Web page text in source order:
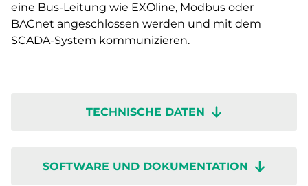
eine Bus-Leitung wie EXOline, Modbus oder
BACnet angeschlossen werden und mit dem
SCADA-System kommunizieren.
TECHNISCHE DATEN
SOFTWARE UND DOKUMENTATION